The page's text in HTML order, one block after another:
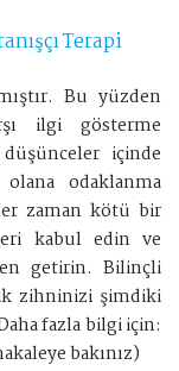
Terapi
Bu yüzden
ilgi gösterme
içinde
odaklanma
zaman kötü bir
kabul edin ve
getirin. Bilinçli
zihninizi şimdiki
fazla bilgi için:
bakınız)